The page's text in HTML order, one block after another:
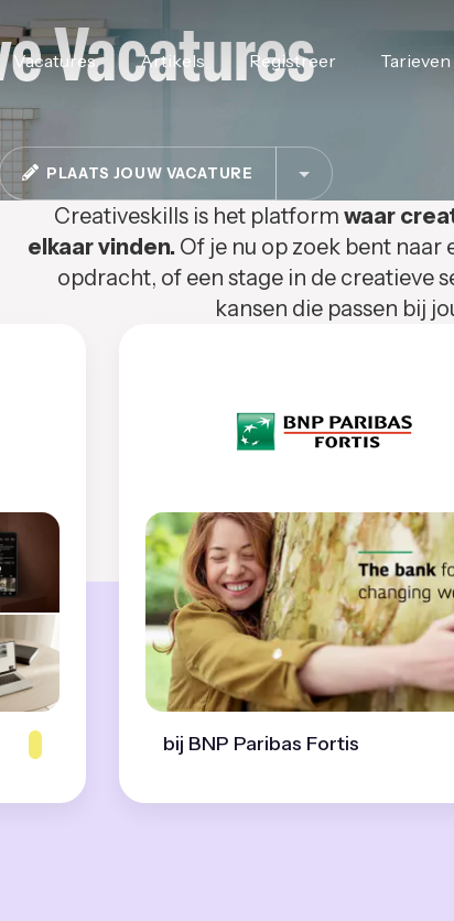
Vacatures Artikels Registreer Tarieven
Vacatures
PLAATS JOUW VACATURE
Creativeskills is het platform waar
elkaar vinden. Of je nu op zoek bent naar
opdracht, of een stage in de creatieve
kansen die passen bij
bij BNP Paribas Fortis